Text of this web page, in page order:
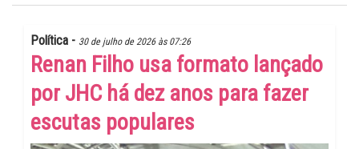
Política - 30 de julho de 2026 às 07:26
Renan Filho usa formato lançado
por JHC há dez anos para fazer
escutas populares